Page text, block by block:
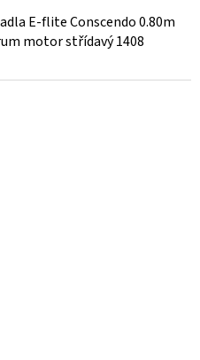
E-flite Conscendo 0.80m
motor střídavý 1408